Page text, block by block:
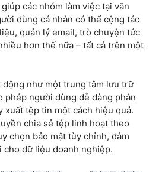
các nhóm làm việc tại văn
dùng cá nhân có thể cộng tác
quản lý email, trò chuyện tức
hơn thế nữa – tất cả trên một
động như một trung tâm lưu trữ
phép người dùng dễ dàng phân
xuất tệp tin một cách hiệu quả.
chia sẻ tệp linh hoạt theo
chọn bảo mật tùy chỉnh, đảm
cho dữ liệu doanh nghiệp.